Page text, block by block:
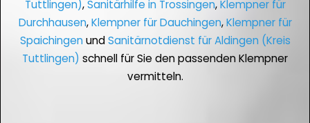
Tuttlingen),Sanitärhilfe in Trossingen,Klempner für
Durchhausen,Klempner für Dauchingen,Klempner für
SpaichingenundSanitärnotdienst für Aldingen (Kreis
Tuttlingen) schnell für Sie den passenden Klempner
vermitteln.